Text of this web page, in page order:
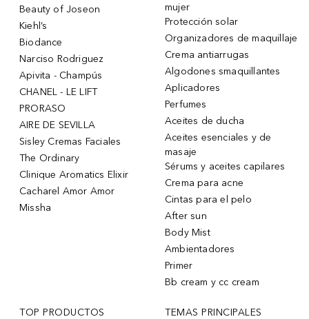
Beauty of Joseon
Kiehl’s
Biodance
Narciso Rodriguez
Apivita - Champús
CHANEL - LE LIFT
PRORASO
AIRE DE SEVILLA
Sisley Cremas Faciales
The Ordinary
Clinique Aromatics Elixir
Cacharel Amor Amor
Missha
mujer
Protección solar
Organizadores de maquillaje
Crema antiarrugas
Algodones smaquillantes
Aplicadores
Perfumes
Aceites de ducha
Aceites esenciales y de
masaje
Sérums y aceites capilares
Crema para acne
Cintas para el pelo
After sun
Body Mist
Ambientadores
Primer
Bb cream y cc cream
TOP PRODUCTOS TEMAS PRINCIPALES